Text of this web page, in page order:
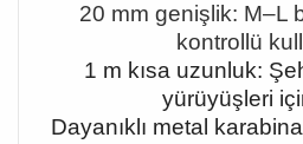
20 mm genişlik: M–L
kontrollü
1 m kısa uzunluk:
yürüyüşleri
Dayanıklı metal